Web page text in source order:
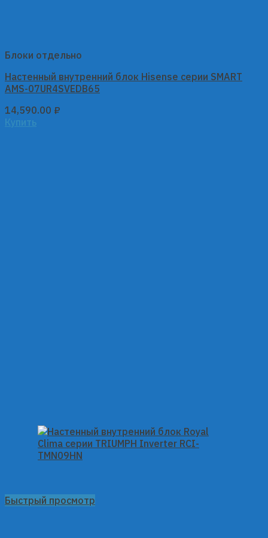
Блоки отдельно
Настенный внутренний блок Hisense серии SMART
AMS-07UR4SVEDB65
14,590.00 ₽
Купить
Быстрый просмотр